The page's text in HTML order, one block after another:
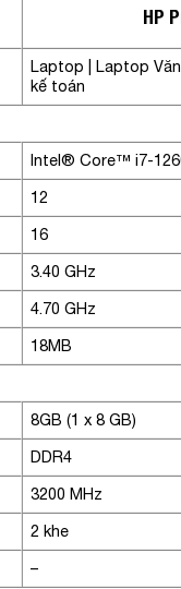
HP
Laptop | Laptop
kế toán
Intel® Core™ i7-
12
16
3.40 GHz
4.70 GHz
18MB
8GB (1 x 8 GB)
DDR4
3200 MHz
2 khe
–